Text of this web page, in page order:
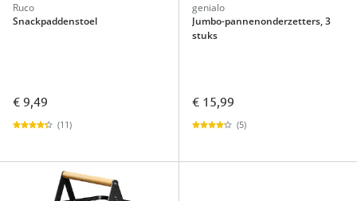
Ruco
Snackpaddenstoel
€ 9,49
(11)
genialo
Jumbo-pannenonderzetters, 3
stuks
€ 15,99
(5)